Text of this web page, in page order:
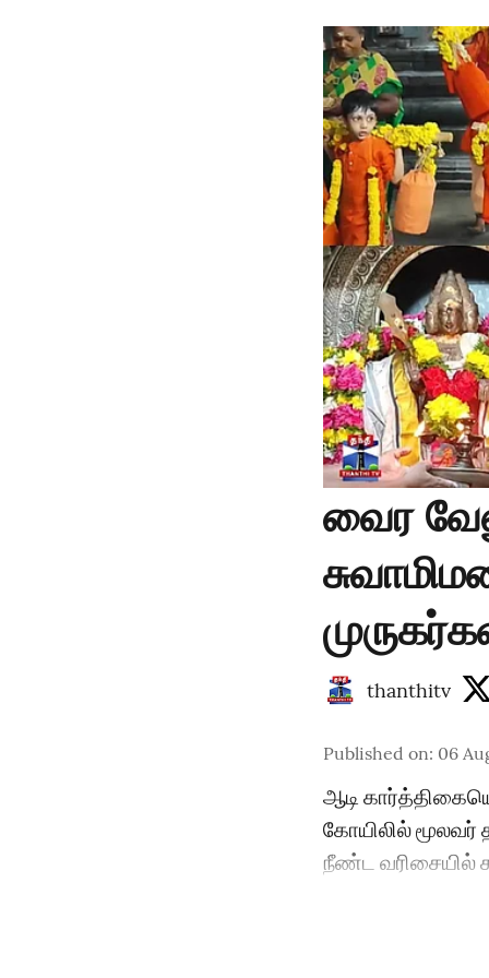
வைர
thanthitv
Published on: 06
ஆடி
கோயிலில் மூலவர்
நீண்ட வரிசையில்